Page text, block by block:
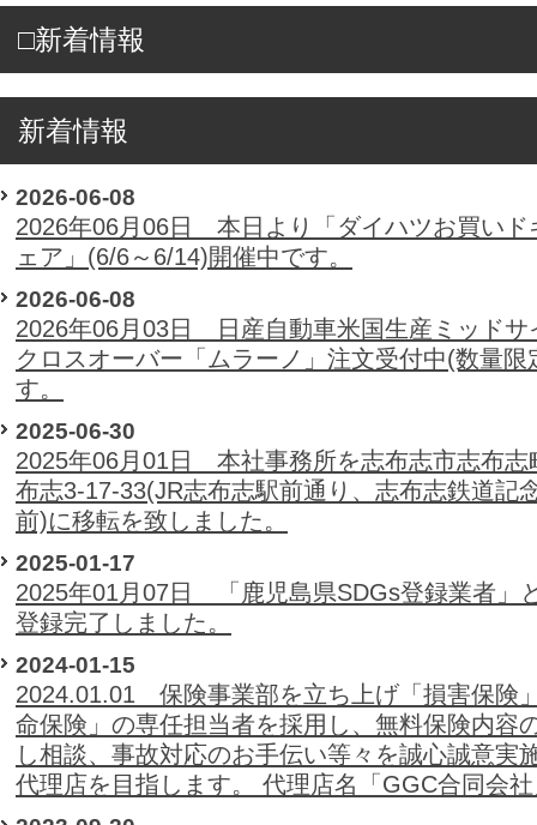
□新着情報
新着情報
2026-06-08
2026年06月06日 本日より「ダイハツお買いド
ェア」(6/6～6/14)開催中です。
2026-06-08
2026年06月03日 日産自動車米国生産ミッドサ
クロスオーバー「ムラーノ」注文受付中(数量限
す。
2025-06-30
2025年06月01日 本社事務所を志布志市志布志
布志3-17-33(JR志布志駅前通り、志布志鉄道記
前)に移転を致しました。
2025-01-17
2025年01月07日 「鹿児島県SDGs登録業者」
登録完了しました。
2024-01-15
2024.01.01 保険事業部を立ち上げ「損害保険
命保険」の専任担当者を採用し、無料保険内容
し相談、事故対応のお手伝い等々を誠心誠意実
代理店を目指します。 代理店名「GGC合同会